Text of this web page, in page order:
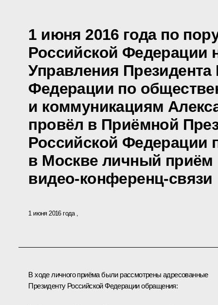
1 июня 2016 года по
Российской Федерации
Управления Президента
Федерации по
и коммуникациям
провёл в Приёмной
Российской Федерации
в Москве личный приём
видео-конференц-связи
1 июня 2016 года
В ходе личного приёма были рассмотрены адресованные
Президенту Российской Федерации обращения: